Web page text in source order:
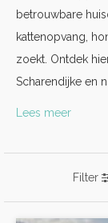
betrouwbare
kattenopvang,
zoekt. Ontdek
Scharendijke en
Lees meer
Filter